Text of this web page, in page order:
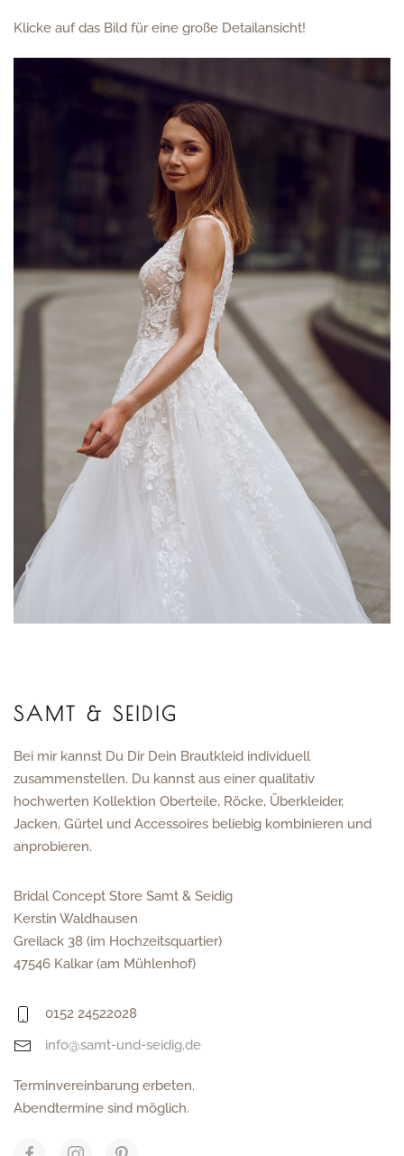
Klicke auf das Bild für eine große Detailansicht!
SAMT & SEIDIG
Bei mir kannst Du Dir Dein Brautkleid individuell
zusammenstellen. Du kannst aus einer qualitativ
hochwerten Kollektion Oberteile, Röcke, Überkleider,
Jacken, Gürtel und Accessoires beliebig kombinieren und
anprobieren.
Bridal Concept Store Samt & Seidig
Kerstin Waldhausen
Greilack 38 (im Hochzeitsquartier)
47546 Kalkar (am Mühlenhof)
0152 24522028
info@samt-und-seidig.de
Terminvereinbarung erbeten.
Abendtermine sind möglich.